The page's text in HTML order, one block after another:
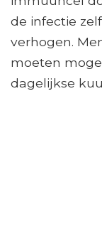
de infectie
verhogen.
moeten
dagelijkse